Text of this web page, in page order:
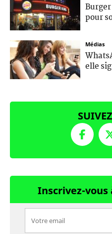
Burger
pour
Médias
elle
Inscrivez-